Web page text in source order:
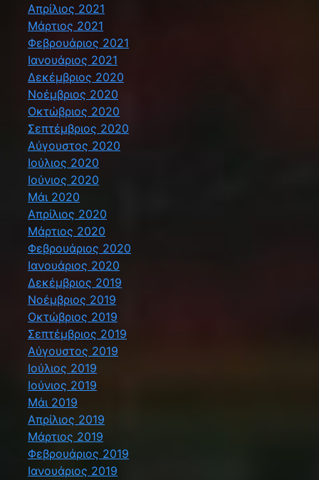
Απρίλιος 2021
Μάρτιος 2021
Φεβρουάριος 2021
Ιανουάριος 2021
Δεκέμβριος 2020
Νοέμβριος 2020
Οκτώβριος 2020
Σεπτέμβριος 2020
Αύγουστος 2020
Ιούλιος 2020
Ιούνιος 2020
Μάι 2020
Απρίλιος 2020
Μάρτιος 2020
Φεβρουάριος 2020
Ιανουάριος 2020
Δεκέμβριος 2019
Νοέμβριος 2019
Οκτώβριος 2019
Σεπτέμβριος 2019
Αύγουστος 2019
Ιούλιος 2019
Ιούνιος 2019
Μάι 2019
Απρίλιος 2019
Μάρτιος 2019
Φεβρουάριος 2019
Ιανουάριος 2019